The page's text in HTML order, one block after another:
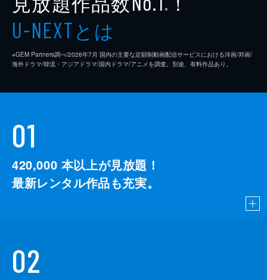
※
U-NEXTとは
※GEM Partners調べ/2026年7⽉ 国内の主要な定額制動画配信サービスにおける洋画/邦画/
海外ドラマ/韓流・アジアドラマ/国内ドラマ/アニメを調査。別途、有料作品あり。
01
420,000 本以上が見放題！
最新レンタル作品も充実。
02